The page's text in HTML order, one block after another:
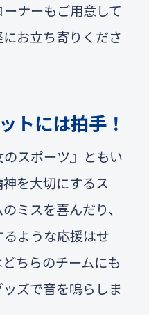
ナーもご用意して
お立ち寄りくださ
トには拍手！
スポーツ』ともい
を大切にするス
ミスを喜んだり、
ような応援はせ
ちらのチームにも
ズで音を鳴らしま